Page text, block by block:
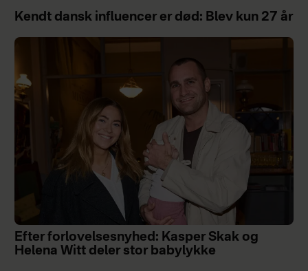
Kendt dansk influencer er død: Blev kun 27 år
Efter forlovelsesnyhed: Kasper Skak og
Helena Witt deler stor babylykke